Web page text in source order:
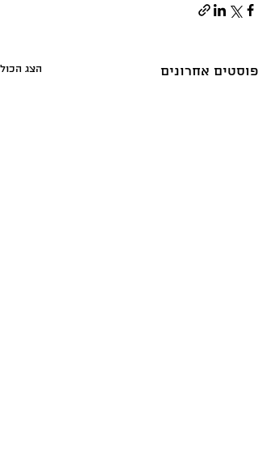
פוסטים אחרונים הצג הכול